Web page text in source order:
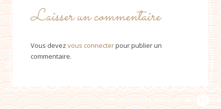
Laisser un commentaire
Vous devez vous connecterpour publier un
commentaire.
PROUDLY DESIGNED BY